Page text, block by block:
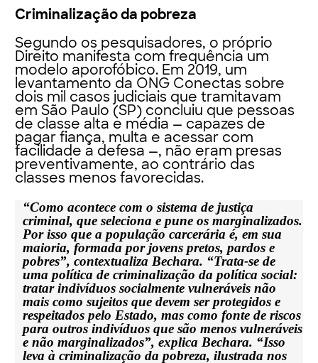
Criminalização da pobreza
Segundo os pesquisadores, o próprio
Direito manifesta com frequência um
modelo aporofóbico. Em 2019, um
levantamento da ONG Conectas sobre
dois mil casos judiciais que tramitavam
em São Paulo (SP) concluiu que pessoas
de classe alta e média — capazes de
pagar fiança, multa e acessar com
facilidade a defesa —, não eram presas
preventivamente, ao contrário das
classes menos favorecidas.
“Como acontece com o sistema de justiça
criminal, que seleciona e pune os marginalizados.
Por isso que a população carcerária é, em sua
maioria, formada por jovens pretos, pardos e
pobres”, contextualiza Bechara. “Trata-se de
uma política de criminalização da política social:
tratar indivíduos socialmente vulneráveis não
mais como sujeitos que devem ser protegidos e
respeitados pelo Estado, mas como fonte de riscos
para outros indivíduos que são menos vulneráveis
e não marginalizados”, explica Bechara. “Isso
leva à criminalização da pobreza, ilustrada nos